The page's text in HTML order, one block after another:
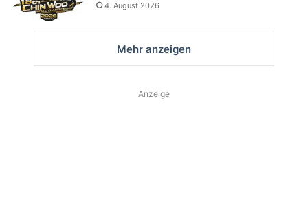
4. August 2026
Mehr anzeigen
Anzeige